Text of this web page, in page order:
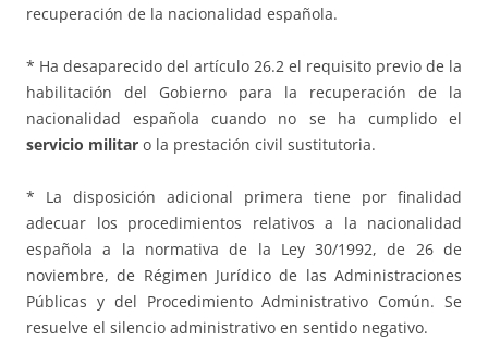
recuperación de la nacionalidad española.
* Ha desaparecido del artículo 26.2 el requisito previo de la
habilitación del Gobierno para la recuperación de la
nacionalidad española cuando no se ha cumplido el
servicio militar o la prestación civil sustitutoria.
* La disposición adicional primera tiene por finalidad
adecuar los procedimientos relativos a la nacionalidad
española a la normativa de la Ley 30/1992, de 26 de
noviembre, de Régimen Jurídico de las Administraciones
Públicas y del Procedimiento Administrativo Común. Se
resuelve el silencio administrativo en sentido negativo.